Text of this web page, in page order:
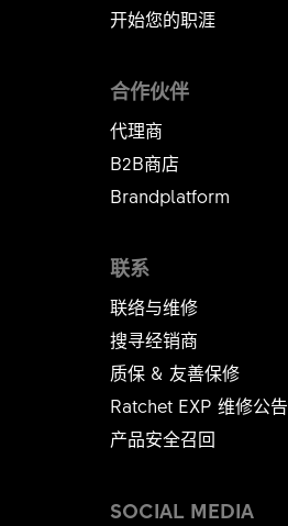
开始您的职涯
联系
联络与维修
搜寻经销商
质保 & 友善保修
Ratchet EXP 维修公告​​​​​​​
产品安全召回
合作伙伴
代理商
B2B商店
Brandplatform
SOCIAL MEDIA